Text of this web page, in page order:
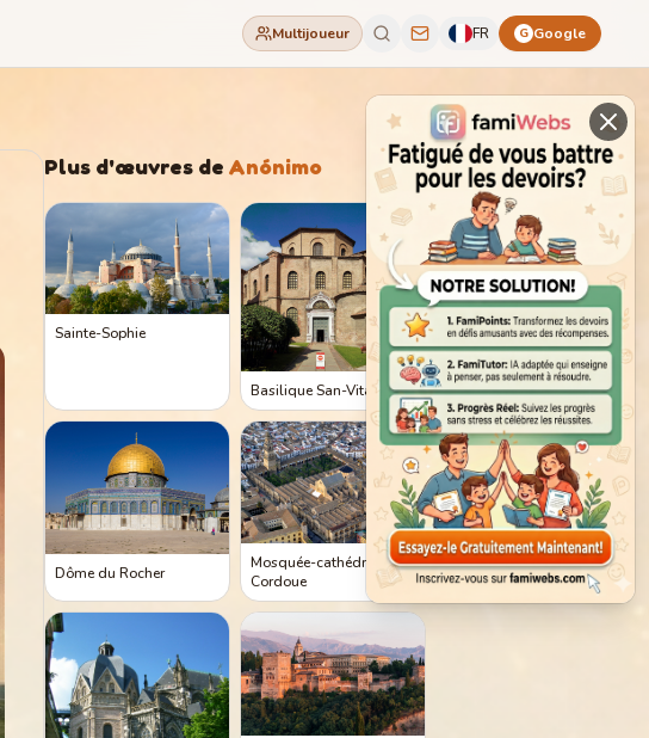
Multijoueur FR G Google
Plus d'œuvres de Anónimo
Sainte-Sophie
Basilique San-Vitale
Dôme du Rocher
Mosquée-cathédrale de
Cordoue